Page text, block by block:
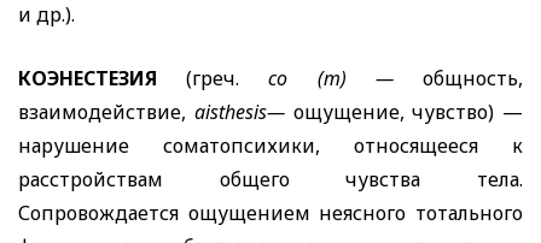
и др.).
КОЭНЕСТЕЗИЯ(греч.со (т) —общность,
взаимодействие, aisthesis— ощущение, чувство) —
нарушение соматопсихики, относящееся к
расстройствам общего чувства тела.
Сопровождается ощущением неясного тотального